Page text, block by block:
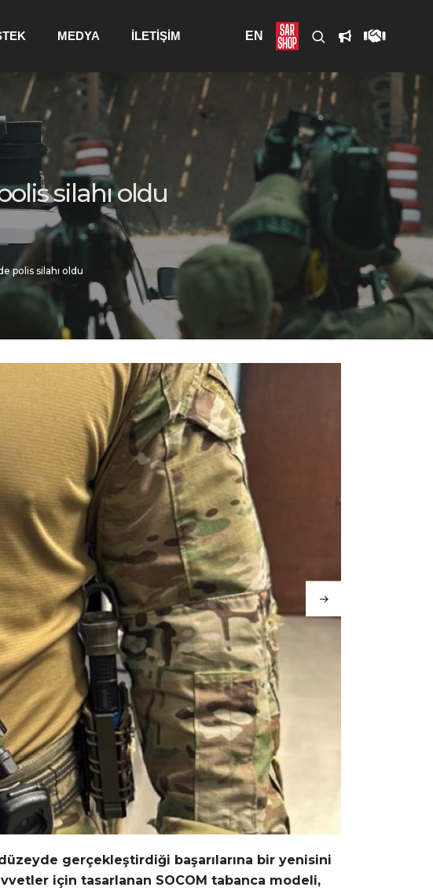
MEDYA İLETİŞİM EN
silahı oldu
polis silahı oldu
gerçekleştirdiği başarılarına bir yenisini
için tasarlanan SOCOM tabanca modeli,